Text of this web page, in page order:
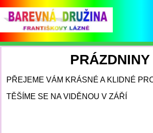
PRÁZDNINY
PŘEJEME VÁM KRÁSNÉ A KLIDNÉ
TĚŠÍME SE NA VIDĚNOU V ZÁŘÍ